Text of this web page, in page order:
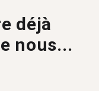
déjà
nous...